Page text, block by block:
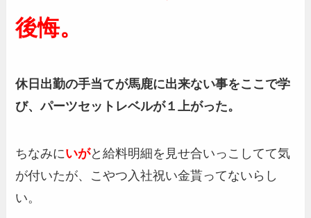
後悔。
休日出勤の手当てが馬鹿に出来ない事をここで学
び、パーツセットレベルが１上がった。
ちなみにいがと給料明細を見せ合いっこしてて気
が付いたが、こやつ入社祝い金貰ってないらし
い。